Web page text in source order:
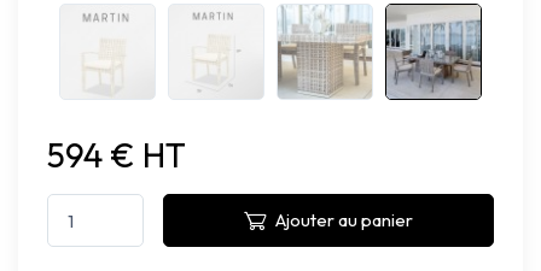
594 € HT
Ajouter au panier